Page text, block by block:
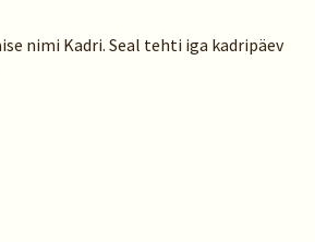
nimi Kadri. Seal tehti iga kadripäev